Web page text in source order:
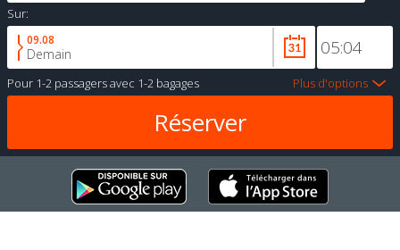
Sur:
09.08
Demain
Pour 1-2 passagersavec 1-2 bagages Plus d'options